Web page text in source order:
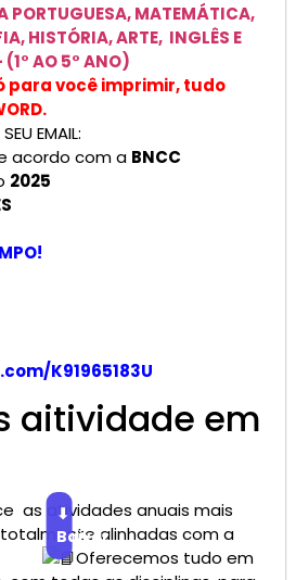
PORTUGUESA, MATEMÁTICA,
HISTÓRIA, ARTE, INGLÊS E
(1° AO 5° ANO)
para você imprimir, tudo
EMAIL:
acordo com a BNCC
2025
K91965183U
aitividade em
as atividades anuais mais
alinhadas com a
⬇
Baixar
Oferecemos tudo em